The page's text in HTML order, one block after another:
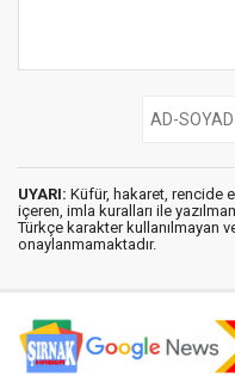
UYARI: Küfür, hakaret, rencide
içeren, imla kuralları ile
Türkçe karakter kullanılmayan
onaylanmamaktadır.